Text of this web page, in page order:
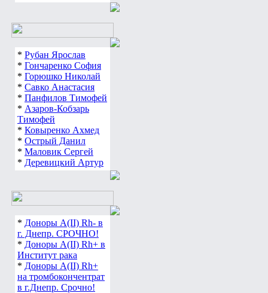
* Рубан Ярослав
* Гончаренко София
* Горюшко Николай
* Савко Анастасия
* Панфилов Тимофей
* Азаров-Кобзарь
Тимофей
* Ковыренко Ахмед
* Острый Данил
* Маловик Сергей
* Деревицкий Артур
* Доноры А(ІІ) Rh- в
г. Днепр. СРОЧНО!
* Доноры А(ІІ) Rh+ в
Институт рака
* Доноры А(ІІ) Rh+
на тромбокончентрат
в г.Днепр. Срочно!